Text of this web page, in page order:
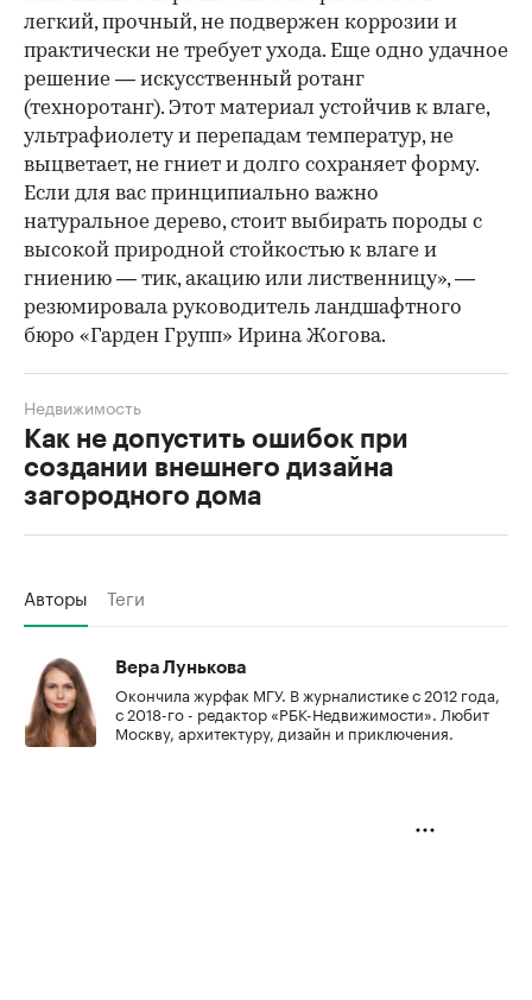
легкий, прочный, не подвержен коррозии и
практически не требует ухода. Еще одно удачное
решение — искусственный ротанг
(техноротанг). Этот материал устойчив к влаге,
ультрафиолету и перепадам температур, не
выцветает, не гниет и долго сохраняет форму.
Если для вас принципиально важно
натуральное дерево, стоит выбирать породы с
высокой природной стойкостью к влаге и
гниению — тик, акацию или лиственницу», —
резюмировала руководитель ландшафтного
бюро «Гарден Групп» Ирина Жогова.
Как не допустить ошибок при
создании внешнего дизайна
загородного дома
Недвижимость
Авторы Теги
Вера Лунькова
Окончила журфак МГУ. В журналистике с 2012 года,
с 2018-го - редактор «РБК-Недвижимости». Любит
Москву, архитектуру, дизайн и приключения.